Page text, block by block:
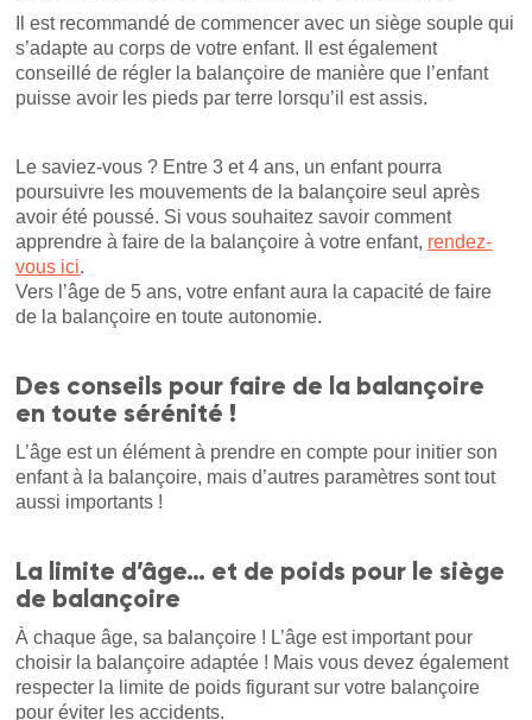
Il est recommandé de commencer avec un siège souple qui
s’adapte au corps de votre enfant. Il est également
conseillé de régler la balançoire de manière que l’enfant
puisse avoir les pieds par terre lorsqu’il est assis.
Le saviez-vous ? Entre 3 et 4 ans, un enfant pourra
poursuivre les mouvements de la balançoire seul après
avoir été poussé. Si vous souhaitez savoir comment
apprendre à faire de la balançoire à votre enfant, rendez-
vous ici.
Vers l’âge de 5 ans, votre enfant aura la capacité de faire
de la balançoire en toute autonomie.
Des conseils pour faire de la balançoire
en toute sérénité !
L’âge est un élément à prendre en compte pour initier son
enfant à la balançoire, mais d’autres paramètres sont tout
aussi importants !
La limite d’âge… et de poids pour le siège
de balançoire
À chaque âge, sa balançoire ! L’âge est important pour
choisir la balançoire adaptée ! Mais vous devez également
respecter la limite de poids figurant sur votre balançoire
pour éviter les accidents.